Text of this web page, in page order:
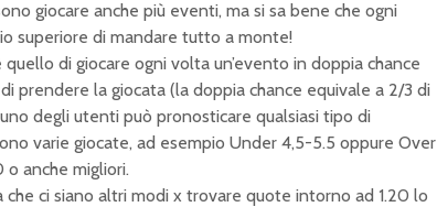
giocare anche più eventi, ma si sa bene che ogni
superiore di mandare tutto a monte!
di giocare ogni volta un’evento in doppia chance
prendere la giocata (la doppia chance equivale a 2/3 di
degli utenti può pronosticare qualsiasi tipo di
varie giocate, ad esempio Under 4,5-5.5 oppure Over
o anche migliori.
ci siano altri modi x trovare quote intorno ad 1.20 lo